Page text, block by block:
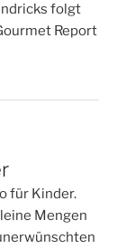
folgt
Report
für Kinder.
Mengen